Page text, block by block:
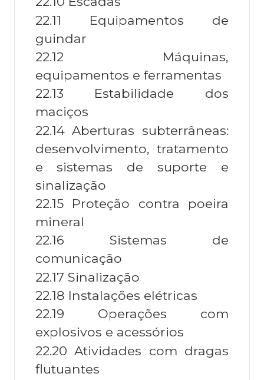
22.11 Equipamentos de
guindar
22.12 Máquinas,
equipamentos e ferramentas
22.13 Estabilidade dos
maciços
22.14 Aberturas subterrâneas:
desenvolvimento, tratamento
e sistemas de suporte e
sinalização
22.15 Proteção contra poeira
mineral
22.16 Sistemas de
comunicação
22.17 Sinalização
22.18 Instalações elétricas
22.19 Operações com
explosivos e acessórios
22.20 Atividades com dragas
flutuantes